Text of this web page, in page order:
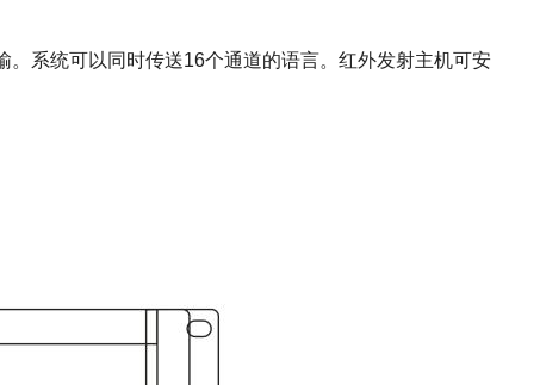
系统可以同时传送16个通道的语言。红外发射主机可安